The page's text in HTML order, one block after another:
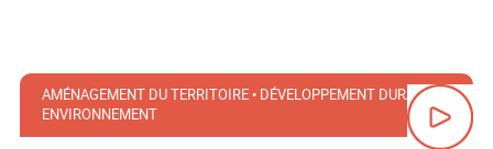
AMÉNAGEMENT DU TERRITOIRE • DÉVELOPPEMENT DURABLE •
ENVIRONNEMENT